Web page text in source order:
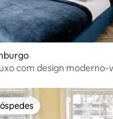
com design moderno-
preferidos dos hóspedes